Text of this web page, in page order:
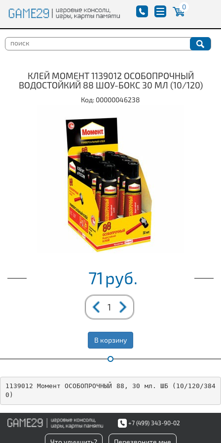
0
КЛЕЙ МОМЕНТ 1139012 ОСОБОПРОЧНЫЙ
ВОДОСТОЙКИЙ 88 ШОУ-БОКС 30 МЛ (10/120)
Код: 00000046238
71 руб.
В корзину
1139012 Момент ОСОБОПРОЧНЫЙ 88, 30 мл. ШБ (10/120/384
0)
+7 (499) 343-90-02